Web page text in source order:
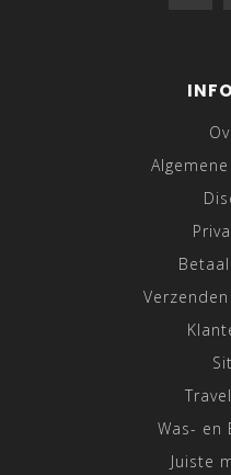
Was- en
Juiste